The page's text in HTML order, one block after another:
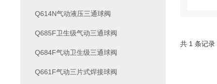
共 1 条记
Q614N气动液压三通球阀
Q685F卫生级气动三通球阀
Q684F气动卫生级三通球阀
Q661F气动三片式焊接球阀